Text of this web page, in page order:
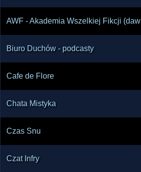
AWF - Akademia Wszelkiej Fikcji
Biuro Duchów - podcasty
Cafe de Flore
Chata Mistyka
Czas Snu
Czat Infry